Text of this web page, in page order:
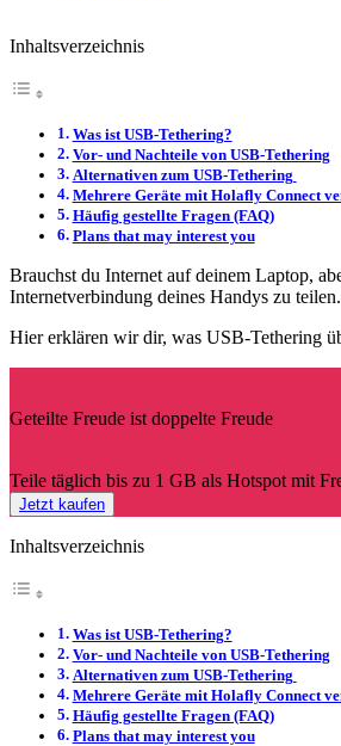
Inhaltsverzeichnis
Was ist USB-Tethering?
Vor- und Nachteile von USB-Tethering
Alternativen zum USB-Tethering
Mehrere Geräte mit Holafly Connect
Häufig gestellte Fragen (FAQ)
Plans that may interest you
Brauchst du Internet auf deinem Laptop,
Internetverbindung deines Handys zu teilen.
Hier erklären wir dir, was USB-Tethering
Geteilte Freude ist doppelte Freude
Teile täglich bis zu 1 GB als Hotspot mit
Jetzt kaufen
Inhaltsverzeichnis
Was ist USB-Tethering?
Vor- und Nachteile von USB-Tethering
Alternativen zum USB-Tethering
Mehrere Geräte mit Holafly Connect
Häufig gestellte Fragen (FAQ)
Plans that may interest you